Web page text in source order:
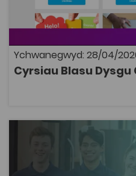
Ychwanegwyd: 28/04/
Cyrsiau Blasu
mewngofnodi neu greu
hawdd iawn (dewiswch
greu eich cyfrif).
Prentis-iaith
Prentis-iaith